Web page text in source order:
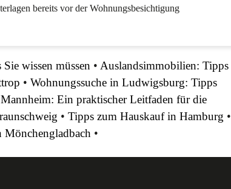
bereits vor der Wohnungsbesichtigung
wissen müssen • Auslandsimmobilien: Tipps
• Wohnungssuche in Ludwigsburg: Tipps
Ein praktischer Leitfaden für die
• Tipps zum Hauskauf in Hamburg •
Mönchengladbach •